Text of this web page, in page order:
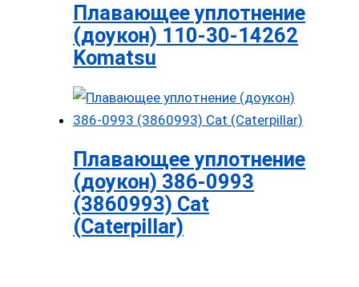
Плавающее уплотнение
(доукон) 110-30-14262
Komatsu
Плавающее уплотнение
(доукон) 386-0993
(3860993) Cat
(Caterpillar)